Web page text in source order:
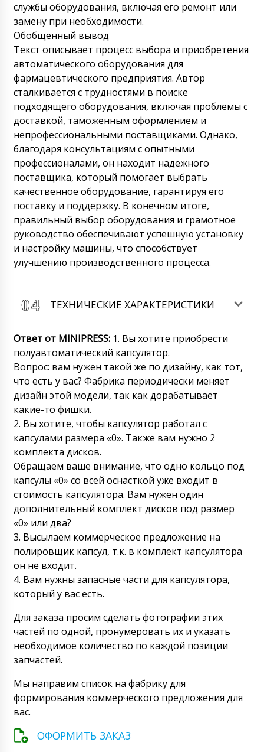
службы оборудования, включая его ремонт или
замену при необходимости.
Обобщенный вывод
Текст описывает процесс выбора и приобретения
автоматического оборудования для
фармацевтического предприятия. Автор
сталкивается с трудностями в поиске
подходящего оборудования, включая проблемы с
доставкой, таможенным оформлением и
непрофессиональными поставщиками. Однако,
благодаря консультациям с опытными
профессионалами, он находит надежного
поставщика, который помогает выбрать
качественное оборудование, гарантируя его
поставку и поддержку. В конечном итоге,
правильный выбор оборудования и грамотное
руководство обеспечивают успешную установку
и настройку машины, что способствует
улучшению производственного процесса.
ТЕХНИЧЕСКИЕ ХАРАКТЕРИСТИКИ
Ответ от MINIPRESS: 1. Вы хотите приобрести
полуавтоматический капсулятор.
Вопрос: вам нужен такой же по дизайну, как тот,
что есть у вас? Фабрика периодически меняет
дизайн этой модели, так как дорабатывает
какие-то фишки.
2. Вы хотите, чтобы капсулятор работал с
капсулами размера «0». Также вам нужно 2
комплекта дисков.
Обращаем ваше внимание, что одно кольцо под
капсулы «0» со всей оснасткой уже входит в
стоимость капсулятора. Вам нужен один
дополнительный комплект дисков под размер
«0» или два?
3. Высылаем коммерческое предложение на
полировщик капсул, т.к. в комплект капсулятора
он не входит.
4. Вам нужны запасные части для капсулятора,
который у вас есть.
Для заказа просим сделать фотографии этих
частей по одной, пронумеровать их и указать
необходимое количество по каждой позиции
запчастей.
Мы направим список на фабрику для
формирования коммерческого предложения для
вас.
ОФОРМИТЬ ЗАКАЗ